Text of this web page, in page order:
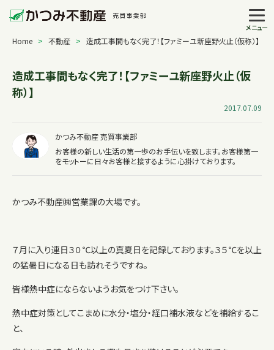
メニュー
Home > 不動産 > 造成工事間もなく完了！【ファミーユ新座野火止（仮称）】
造成工事間もなく完了！【ファミーユ新座野火止（仮
称）】
2017.07.09
かつみ不動産 売買事業部
お客様の新しい生活の第一歩のお手伝いを致します。お客様第一
をモットーに日々お客様と接するように心掛けております。
かつみ不動産㈱営業課の大場です。
７月に入り連日３０℃以上の真夏日を記録しております。３５℃を以上
の猛暑日になる日も訪れそうですね。
皆様熱中症にならないようお気をつけ下さい。
熱中症対策としてこまめに水分・塩分・経口補水液などを補給するこ
と、